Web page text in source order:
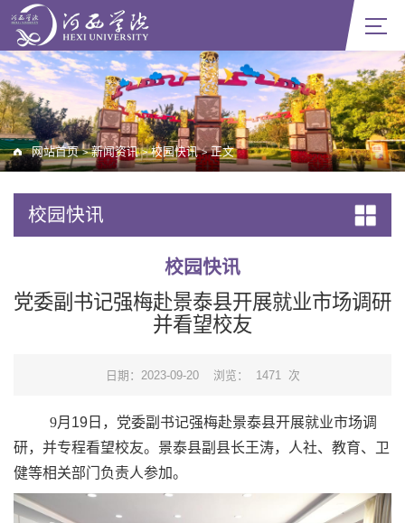
网站首页 > 新闻资讯 > 校园快讯 > 正文
校园快讯
校园快讯
党委副书记强梅赴景泰县开展就业市场调研
并看望校友
日期：2023-09-20 浏览： 1471 次
9月 19 日，党委副书记强梅赴景泰县开展就业市场调
研，并专程看望校友。景泰县副县长王涛，人社、教育、卫
健等相关部门负责人参加。